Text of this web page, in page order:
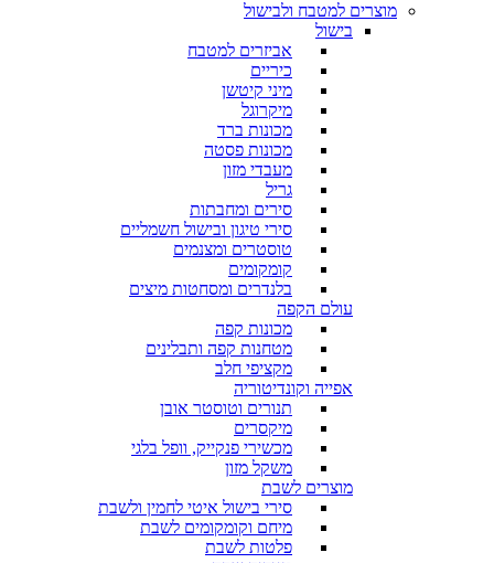
מוצרים למטבח ולבישול
בישול
אביזרים למטבח
כיריים
מיני קיטשן
מיקרוגל
מכונות ברד
מכונות פסטה
מעבדי מזון
גריל
סירים ומחבתות
סירי טיגון ובישול חשמליים
טוסטרים ומצנמים
קומקומים
בלנדרים ומסחטות מיצים
עולם הקפה
מכונות קפה
מטחנות קפה ותבלינים
מקציפי חלב
אפייה וקונדיטוריה
תנורים וטוסטר אובן
מיקסרים
מכשירי פנקייק, וופל בלגי
משקל מזון
מוצרים לשבת
סירי בישול איטי לחמין ולשבת
מיחם וקומקומים לשבת
פלטות לשבת